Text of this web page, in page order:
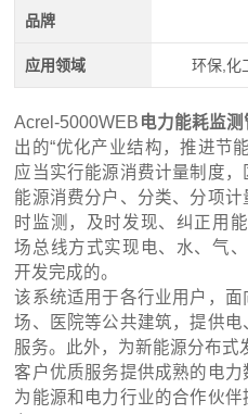
品牌
应用领域 环保,化
Acrel-5000WEB 电力能耗监
出的“优化产业结构，推进节
应当实行能源消费计量制度
能源消费分户、分类、分项
时监测，及时发现、纠正用
场总线方式实现电、水、气
开发完成的。
该系统适用于各行业用户，
场、医院等公共建筑，提供
服务。此外，为新能源分布式
客户优质服务提供成熟的电
为能源和电力行业的合作伙